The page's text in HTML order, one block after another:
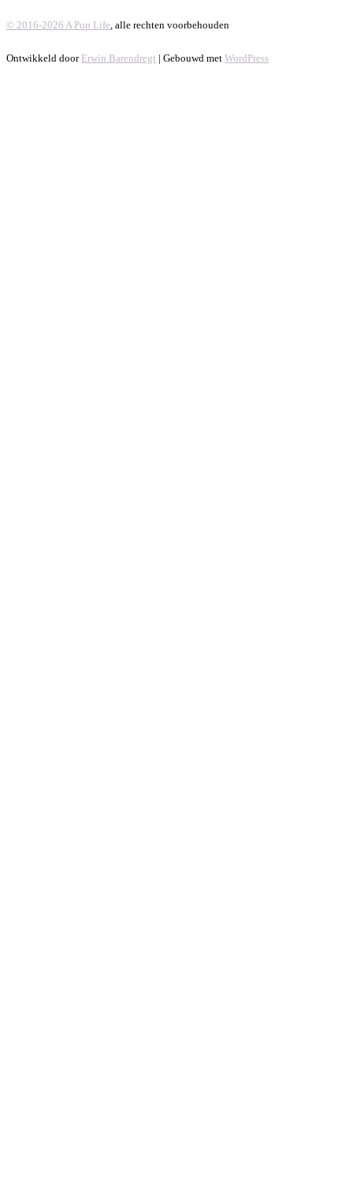
© 2016-2026 A Pop Life, alle rechten voorbehouden
Ontwikkeld door Erwin Barendregt | Gebouwd met WordPress